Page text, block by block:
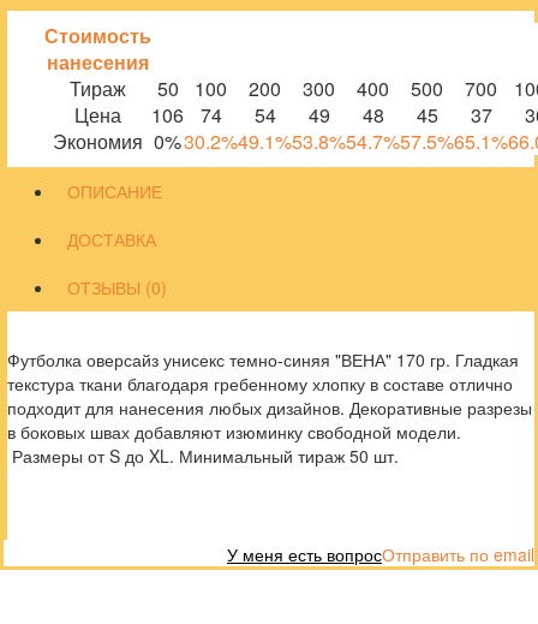
Стоимость
нанесения
Тираж
50 100 200 300 400 500 700
Цена
106 74 54 49 48 45 37
Экономия 0%30.2%49.1%53.8%54.7%57.5%65.1%
ОПИСАНИЕ
ДОСТАВКА
ОТЗЫВЫ (0)
Футболка оверсайз унисекс темно-синяя "ВЕНА" 170 гр. Гладкая
текстура ткани благодаря гребенному хлопку в составе отлично
подходит для нанесения любых дизайнов. Декоративные разрезы
в боковых швах добавляют изюминку свободной модели.
Размеры от S до XL. Минимальный тираж 50 шт.
Отправить по email
У меня есть вопрос